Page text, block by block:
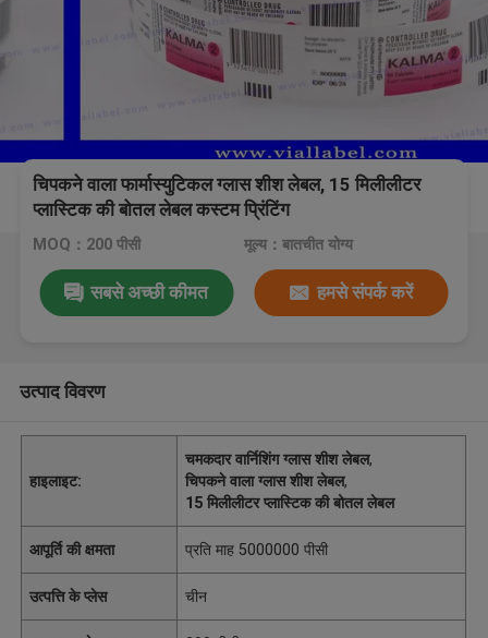
चिपकने वाला फार्मास्युटिकल ग्लास शीश लेबल, 15 मिलीलीटर
प्लास्टिक की बोतल लेबल कस्टम प्रिंटिंग
MOQ：200 पीसी मूल्य：बातचीत योग्य
सबसे अच्छी कीमत हमसे संपर्क करें
उत्पाद विवरण
हाइलाइट:
चमकदार वार्निशिंग ग्लास शीश लेबल,
चिपकने वाला ग्लास शीश लेबल,
15 मिलीलीटर प्लास्टिक की बोतल लेबल
आपूर्ति की क्षमता प्रति माह 5000000 पीसी
उत्पत्ति के प्लेस चीन